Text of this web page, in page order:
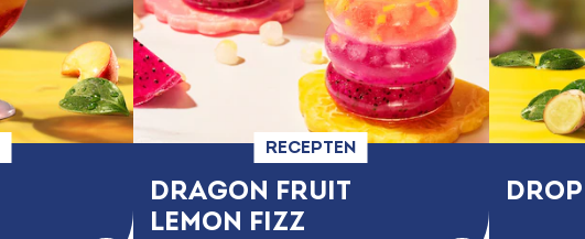
DRAGON FRUIT
LEMON FIZZ​
RECEPTEN